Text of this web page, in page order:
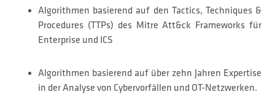
Algorithmen basierend auf den Tactics, Techniques &
Procedures (TTPs) des Mitre Att&ck Frameworks für
Enterprise und ICS
Algorithmen basierend auf über zehn Jahren Expertise
in der Analyse von Cybervorfällen und OT-Netzwerken.